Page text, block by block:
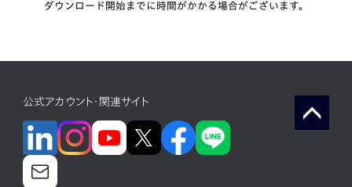
ダウンロード開始までに時間がかかる場合がございます。
公式アカウント・関連サイト